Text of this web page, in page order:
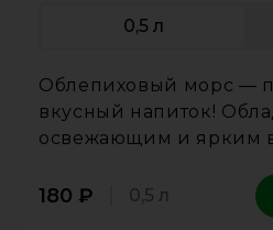
0,5 л
Облепиховый морс —
вкусный напиток!
освежающим и ярким
180 ₽ 0,5 л